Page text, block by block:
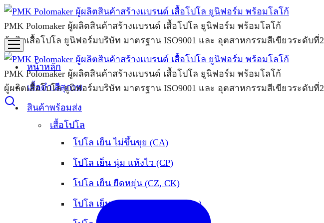
PMK Polomaker ผู้ผลิตสินค้าสร้างแบรนด์ เสื้อโปโล ยูนิฟอร์ม พร้อมโลโก้
ผู้ผลิตเสื้อโปโล ยูนิฟอร์มบริษัท มาตรฐาน ISO9001 และ อุตสาหกรรมสีเขียวระดับที่2
หน้าหลัก
เสื้อดำ สีสุภาพ
สินค้าพร้อมส่ง
เสื้อโปโล
โปโล เย็น ไม่ขึ้นขุย (CA)
โปโล เย็น นุ่ม แห้งไว (CP)
โปโล เย็น ยืดหยุ่น (CZ, CK)
โปโล เย็น เบา อยู่ทรง (CT, Prima)
PMK Polomaker ผู้ผลิตสินค้าสร้างแบรนด์ เสื้อโปโล ยูนิฟอร์ม พร้อมโลโก้
ผู้ผลิตเสื้อโปโล ยูนิฟอร์มบริษัท มาตรฐาน ISO9001 และ อุตสาหกรรมสีเขียวระดับที่2